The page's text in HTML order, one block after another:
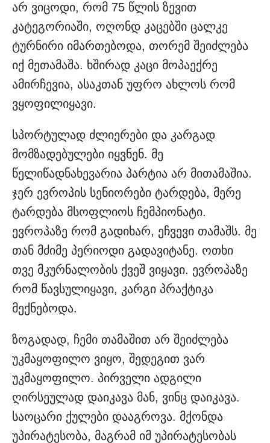
არ ვიცოდი, რომ 75 წლის ზევით
კატეგორიაში, ოღონდ კაცებში ცალკე
ტურნირი იმართებოდა, თორემ შეიძლება
იქ მეთამაშა. ხშირად კაცი მოპაექრე
ამირჩევია, ასაკთან უფრო ახლოს რომ
ვყოფილიყავი.
სპორტულად ძლიერები და კარგად
მომზადებულები იყვნენ. მე
წელიწადნახევარია პარტია არ მითამაშია.
ჯერ ევროპის სენიორები ტარდება, მერე
ტარდება მსოფლიოს ჩემპიონატი.
ევროპაზე რომ გადიხარ, ეჩვევი თამაშს. მე
თან მძიმე პერიოდი გადავიტანე. ოთხი
თვე მკურნალობის ქვეშ ვიყავი. ევროპაზე
რომ წავსულიყავი, კარგი პრაქტიკა
მექნებოდა.
ზოგადად, ჩემი თამაშით არ შეიძლება
უკმაყოფილო ვიყო, შედეგით ვარ
უკმაყოფილო. პირველი ადგილი
ღირსეულად დაიკავა მან, ვინც დაიკავა.
საოცარი ქულები დააგროვა. მქონდა
უპირატესობა, მაგრამ იმ უპირატესობას